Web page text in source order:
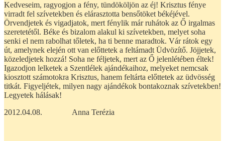
Kedveseim, ragyogjon a fény, tündököljön az éj! Krisztus fénye
virradt fel szívetekben és elárasztotta bensőtöket békéjével.
Örvendjetek és vigadjatok, mert fénylik már ruhátok az Ő irgalmas
szeretetétől. Béke és bizalom alakul ki szívetekben, melyet soha
senki el nem rabolhat tőletek, ha ti benne maradtok. Vár rátok egy
út, amelynek elején ott van előttetek a feltámadt Üdvözítő. Jöjjetek,
közeledjetek hozzá! Soha ne féljetek, mert az Ő jelenlétében éltek!
Igazodjon lelketek a Szentlélek ajándékaihoz, melyeket nemcsak
kiosztott számotokra Krisztus, hanem feltárta előttetek az üdvösség
titkát. Figyeljétek, milyen nagy ajándékok bontakoznak szívetekben!
Legyetek hálásak!
2012.04.08. Anna Terézia